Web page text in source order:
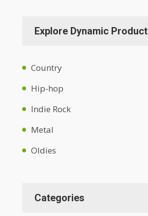
Explore Dynamic Product
Country
Hip-hop
Indie Rock
Metal
Oldies
Categories